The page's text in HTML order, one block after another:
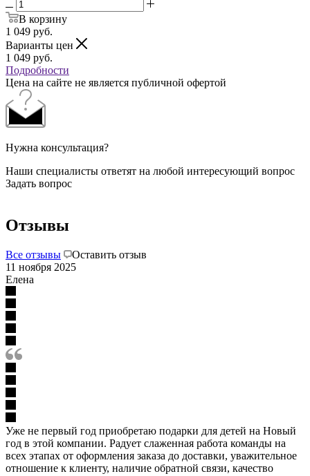
В корзину
1 049 руб.
Варианты цен
1 049 руб.
Подробности
Цена на сайте не является публичной офертой
Нужна консультация?
Наши специалисты ответят на любой интересующий вопрос
Задать вопрос
Отзывы
Все отзывы
Оставить отзыв
11 ноября 2025
Елена
Уже не первый год приобретаю подарки для детей на Новый
год в этой компании. Радует слаженная работа команды на
всех этапах от оформления заказа до доставки, уважительное
отношение к клиенту, наличие обратной связи, качество